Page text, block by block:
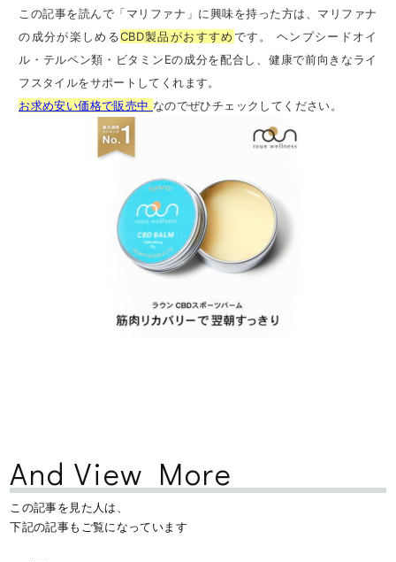
この記事を読んで「マリファナ」に興味を持った方は、マリファナ
の成分が楽しめるCBD製品がおすすめです。 ヘンプシードオイ
ル・テルペン類・ビタミンEの成分を配合し、健康で前向きなライ
フスタイルをサポートしてくれます。
お求め安い価格で販売中 なのでぜひチェックしてください。
And View More
この記事を見た人は、
下記の記事もご覧になっています